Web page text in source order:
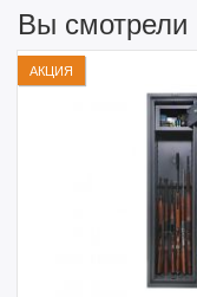
Вы смотрели
АКЦИЯ